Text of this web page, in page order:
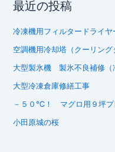
最近の投稿
冷凍機用フィルタードライヤ
空調機用冷却塔（クーリン
大型製氷機 製氷不良補修（
大型冷凍倉庫修繕工事
－５０℃！ マグロ用９坪
小田原城の桜